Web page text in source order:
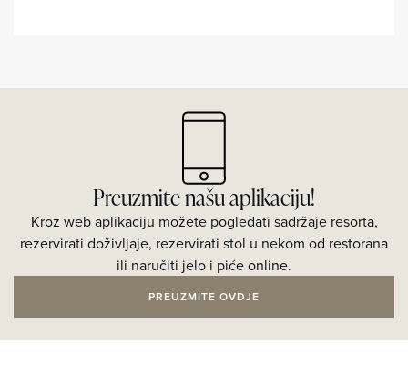
Preuzmite našu aplikaciju!
Kroz web aplikaciju možete pogledati sadržaje resorta,
rezervirati doživljaje, rezervirati stol u nekom od restorana
ili naručiti jelo i piće online.
PREUZMITE OVDJE